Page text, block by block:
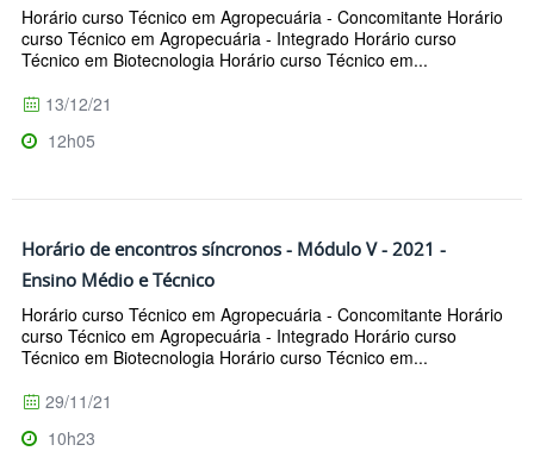
Horário curso Técnico em Agropecuária - Concomitante Horário
curso Técnico em Agropecuária - Integrado Horário curso
Técnico em Biotecnologia Horário curso Técnico em...
13/12/21
12h05
Horário de encontros síncronos - Módulo V - 2021 -
Ensino Médio e Técnico
Horário curso Técnico em Agropecuária - Concomitante Horário
curso Técnico em Agropecuária - Integrado Horário curso
Técnico em Biotecnologia Horário curso Técnico em...
29/11/21
10h23